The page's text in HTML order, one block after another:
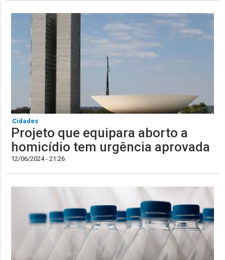
Cidades
Projeto que equipara aborto a
homicídio tem urgência aprovada
12/06/2024 - 21:26